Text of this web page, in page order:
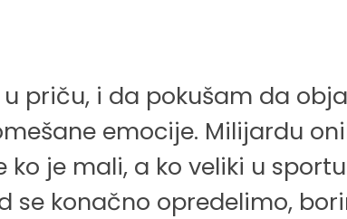
priču, i da pokušam da
emocije. Milijardu
je mali, a ko veliki u
se konačno opredelimo,